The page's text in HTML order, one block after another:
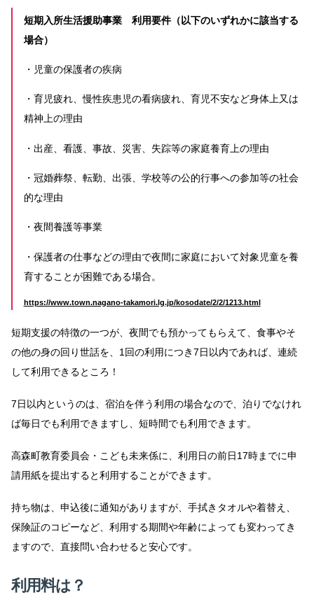
短期入所生活援助事業 利用要件（以下のいずれかに該当する
場合）
・児童の保護者の疾病
・育児疲れ、慢性疾患児の看病疲れ、育児不安など身体上又は
精神上の理由
・出産、看護、事故、災害、失踪等の家庭養育上の理由
・冠婚葬祭、転勤、出張、学校等の公的行事への参加等の社会
的な理由
・夜間養護等事業
・保護者の仕事などの理由で夜間に家庭において対象児童を養
育することが困難である場合。
https://www.town.nagano-takamori.lg.jp/kosodate/2/2/1213.html
短期支援の特徴の一つが、夜間でも預かってもらえて、食事やそ
の他の身の回り世話を、1回の利用につき7日以内であれば、連続
して利用できるところ！
7日以内というのは、宿泊を伴う利用の場合なので、泊りでなけれ
ば毎日でも利用できますし、短時間でも利用できます。
高森町教育委員会・こども未来係に、利用日の前日17時までに申
請用紙を提出すると利用することができます。
持ち物は、申込後に通知がありますが、手拭きタオルや着替え、
保険証のコピーなど、利用する期間や年齢によっても変わってき
ますので、直接問い合わせると安心です。
利用料は？